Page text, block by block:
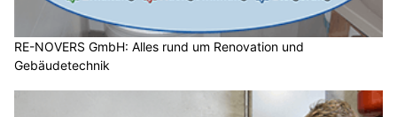
RE-NOVERS GmbH: Alles rund um Renovation und
Gebäudetechnik